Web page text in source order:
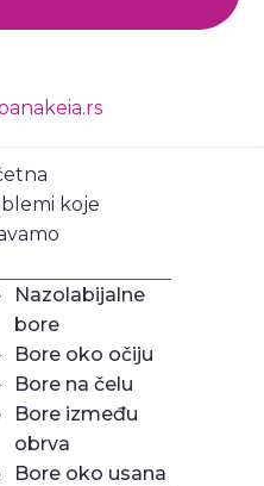
koje
Nazolabijalne
bore
Bore oko očiju
Bore na čelu
Bore između
obrva
Bore oko usana